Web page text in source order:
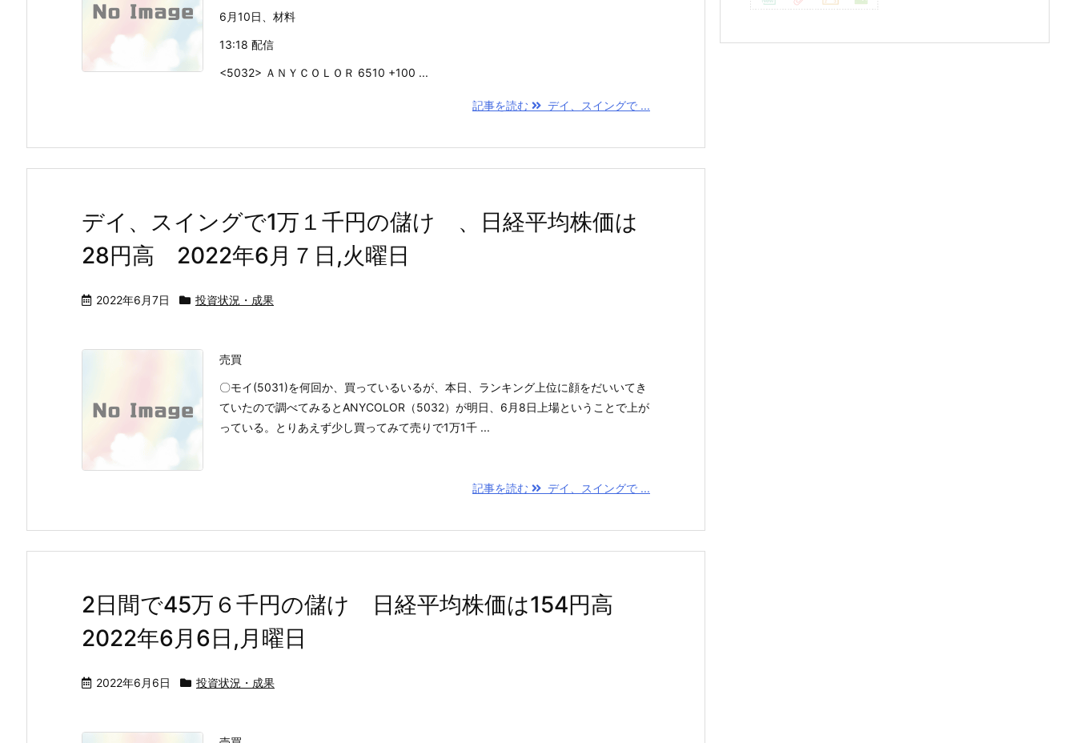
6月10日、材料
13:18 配信
<5032> ＡＮＹＣＯＬＯＲ 6510 +100 ...
記事を読む デイ、スイングで ...
デイ、スイングで1万１千円の儲け 、日経平均株価は
28円高 2022年6月７日,火曜日
2022年6月7日 投資状況・成果
売買
〇モイ(5031)を何回か、買っているいるが、本日、ランキング上位に顔をだいいてき
ていたので調べてみるとANYCOLOR（5032）が明日、6月8日上場ということで上が
っている。とりあえず少し買ってみて売りで1万1千 ...
記事を読む デイ、スイングで ...
2日間で45万６千円の儲け 日経平均株価は154円高
2022年6月6日,月曜日
2022年6月6日 投資状況・成果